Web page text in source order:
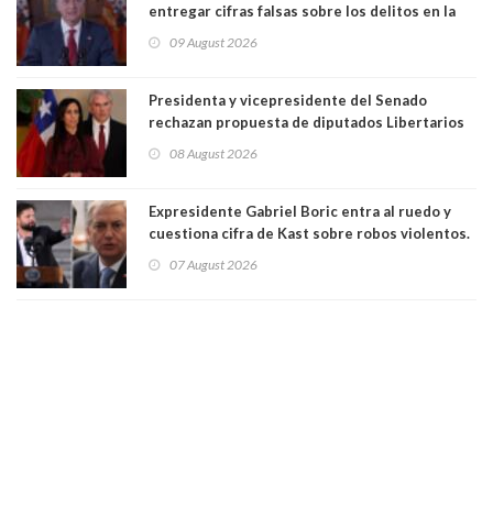
entregar cifras falsas sobre los delitos en la
09 August 2026
Presidenta y vicepresidente del Senado
rechazan propuesta de diputados Libertarios
"Constituye un camino equivocado"
08 August 2026
Expresidente Gabriel Boric entra al ruedo y
cuestiona cifra de Kast sobre robos violentos.
07 August 2026